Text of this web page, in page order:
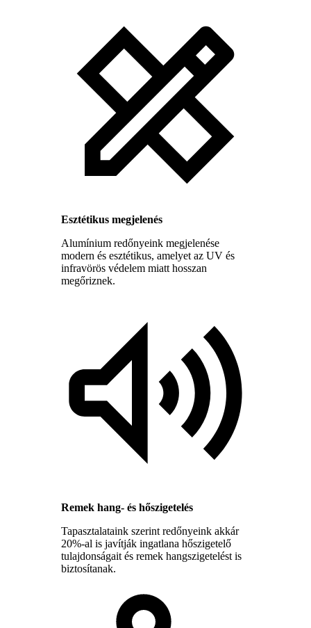
Esztétikus megjelenés
Alumínium redőnyeink megjelenése
modern és esztétikus, amelyet az UV és
infravörös védelem miatt hosszan
megőriznek.
Remek hang- és hőszigetelés
Tapasztalataink szerint redőnyeink akkár
20%-al is javítják ingatlana hőszigetelő
tulajdonságait és remek hangszigetelést is
biztosítanak.